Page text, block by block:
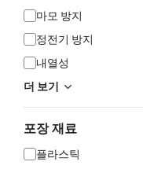
마모 방지
정전기 방지
내열성
더 보기
포장 재료
플라스틱